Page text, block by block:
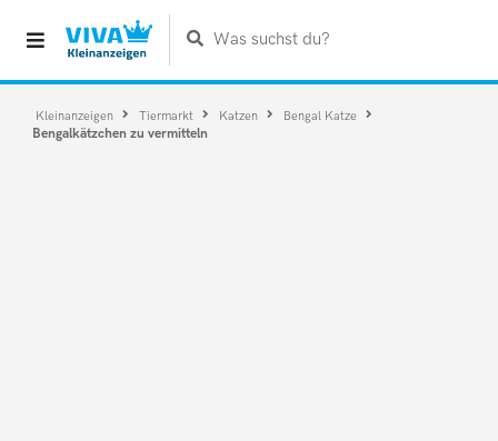
Was suchst du?
Kleinanzeigen Tiermarkt Katzen Bengal Katze
Bengalkätzchen zu vermitteln